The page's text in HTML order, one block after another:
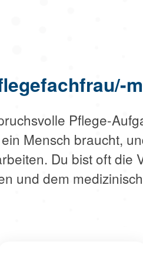
Pflege-
Mensch braucht,
Du bist oft die
und dem